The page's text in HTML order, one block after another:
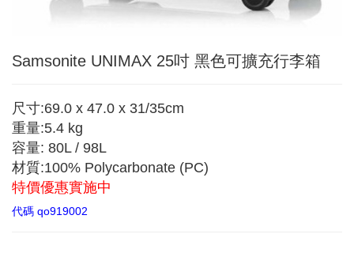
Samsonite UNIMAX 25吋 黑色可擴充行李箱
尺寸:69.0 x 47.0 x 31/35cm
重量:5.4 kg
容量: 80L / 98L
材質:100% Polycarbonate (PC)
特價優惠實施中
代碼 qo919002